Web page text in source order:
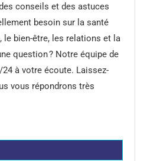
conseils et des astuces
besoin sur la santé
le bien-être, les relations et la
question ? Notre équipe de
à votre écoute. Laissez-
vous répondrons très